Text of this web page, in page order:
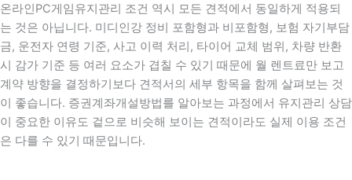
온라인PC게임유지관리 조건 역시 모든 견적에서 동일하게 적용되
는 것은 아닙니다. 미디인강 정비 포함형과 비포함형, 보험 자기부담
금, 운전자 연령 기준, 사고 이력 처리, 타이어 교체 범위, 차량 반환
시 감가 기준 등 여러 요소가 겹칠 수 있기 때문에 월 렌트료만 보고
계약 방향을 결정하기보다 견적서의 세부 항목을 함께 살펴보는 것
이 좋습니다. 증권계좌개설방법를 알아보는 과정에서 유지관리 상담
이 중요한 이유도 겉으로 비슷해 보이는 견적이라도 실제 이용 조건
은 다를 수 있기 때문입니다.